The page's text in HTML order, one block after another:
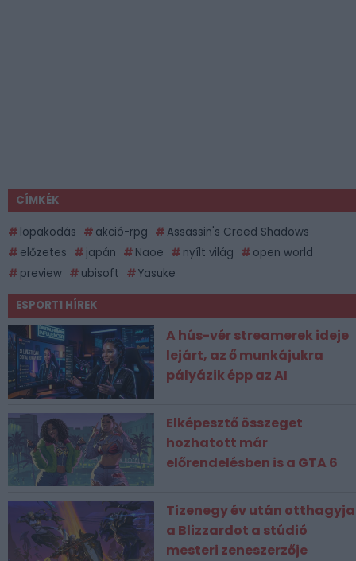
CÍMKÉK
lopakodás akció-rpg
Assassin's Creed Shadows
előzetes
japán Naoe nyílt világ
open world
preview
ubisoft Yasuke
ESPORT1 HÍREK
A hús-vér streamerek ideje
lejárt, az ő munkájukra
pályázik épp az AI
Elképesztő összeget
hozhatott már
előrendelésben is a GTA 6
Tizenegy év után otthagyja
a Blizzardot a stúdió
mesteri zeneszerzője